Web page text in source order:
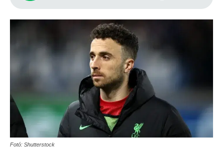
Fotó: Shutterstock